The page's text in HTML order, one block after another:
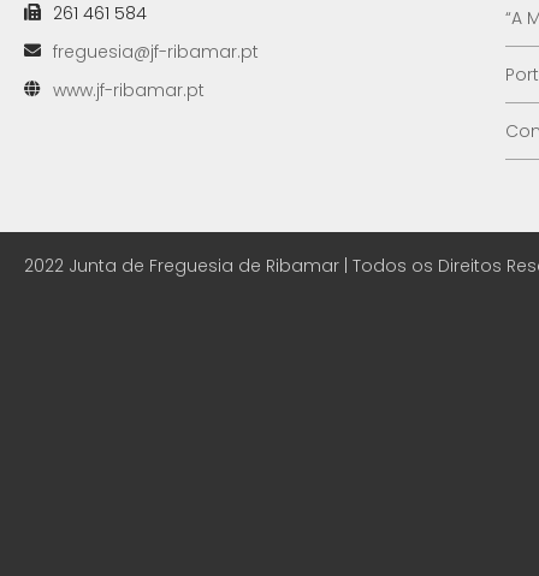
261 461 584
freguesia@jf-ribamar.pt
www.jf-ribamar.pt
“A
2022 Junta de Freguesia de Ribamar | Todos os Direitos